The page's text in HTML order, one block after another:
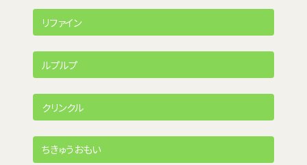
リファイン
ルプルプ
クリンクル
ちきゅうおもい